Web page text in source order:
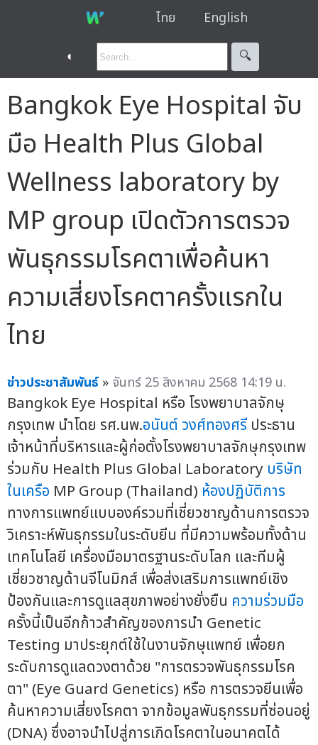
ไทย English
◐ 🔍︎
Bangkok Eye Hospital จับ
มือ Health Plus Global
Wellness laboratory by
MP group เปิดตัวการตรวจ
พันธุกรรมโรคตาเพื่อค้นหา
ความเสี่ยงโรคตาครั้งแรกใน
ไทย
ข่าวประชาสัมพันธ์ » จันทร์ 25 สิงหาคม 2568 14:19 น.
Bangkok Eye Hospital หรือ โรงพยาบาลจักษุ
กรุงเทพ นำโดย รศ.นพ.อนันต์ วงศ์ทองศรี ประธาน
เจ้าหน้าที่บริหารและผู้ก่อตั้งโรงพยาบาลจักษุกรุงเทพ
ร่วมกับ Health Plus Global Laboratory บริษัท
ในเครือ MP Group (Thailand) ห้องปฏิบัติการ
ทางการแพทย์แบบองค์รวมที่เชี่ยวชาญด้านการตรวจ
วิเคราะห์พันธุกรรมในระดับยีน ที่มีความพร้อมทั้งด้าน
เทคโนโลยี เครื่องมือมาตรฐานระดับโลก และทีมผู้
เชี่ยวชาญด้านจีโนมิกส์ เพื่อส่งเสริมการแพทย์เชิง
ป้องกันและการดูแลสุขภาพอย่างยั่งยืน ความร่วมมือ
ครั้งนี้เป็นอีกก้าวสำคัญของการนำ Genetic
Testing มาประยุกต์ใช้ในงานจักษุแพทย์ เพื่อยก
ระดับการดูแลดวงตาด้วย "การตรวจพันธุกรรมโรค
ตา" (Eye Guard Genetics) หรือ การตรวจยีนเพื่อ
ค้นหาความเสี่ยงโรคตา จากข้อมูลพันธุกรรมที่ซ่อนอยู่
(DNA) ซึ่งอาจนำไปสู่การเกิดโรคตาในอนาคตได้